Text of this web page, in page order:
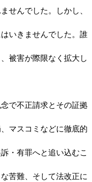
せんでした。しかし、
いきませんでした。誰
被害が際限なく拡大し
で不正請求とその証拠
マスコミなどに徹底的
・有罪へと追い込むこ
苦難、そして法改正に